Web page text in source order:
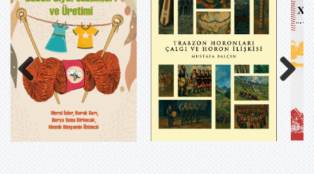
Previous